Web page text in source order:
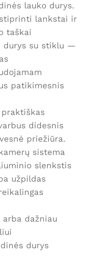
lauko durys.
lankstai ir
taškai
durys su stiklu —
patikimesnis
didesnis
priežiūra.
sistema
slenkstis
užpildas
dažniau
durys